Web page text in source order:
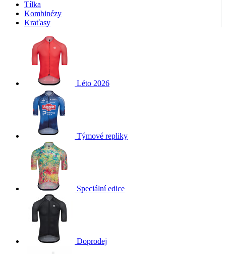
Tílka
Kombinézy
Kraťasy
Léto 2026
Týmové repliky
Speciální edice
Doprodej